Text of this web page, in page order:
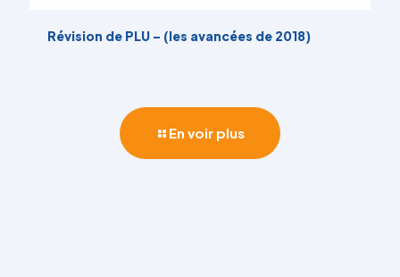
Révision de PLU – (les avancées de 2018)
En voir plus